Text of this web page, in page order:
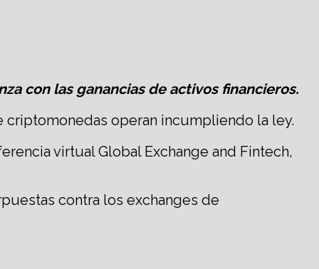
con las ganancias de activos financieros.
criptomonedas operan incumpliendo la ley.
virtual Global Exchange and Fintech,
contra los exchanges de